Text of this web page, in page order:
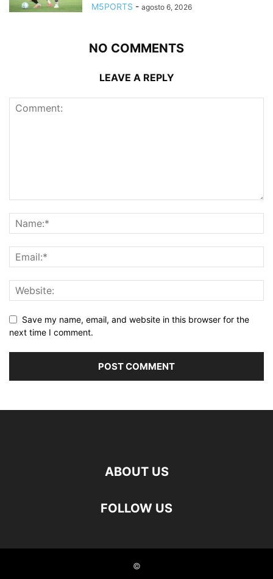
M5PORTS - agosto 6, 2026
NO COMMENTS
LEAVE A REPLY
Save my name, email, and website in this browser for the
next time I comment.
ABOUT US
FOLLOW US
©